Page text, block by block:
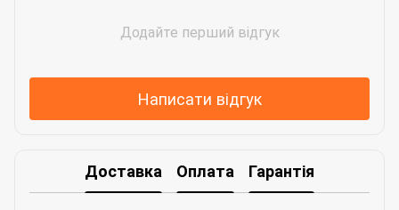
Додайте перший відгук
Написати відгук
Доставка Оплата Гарантія